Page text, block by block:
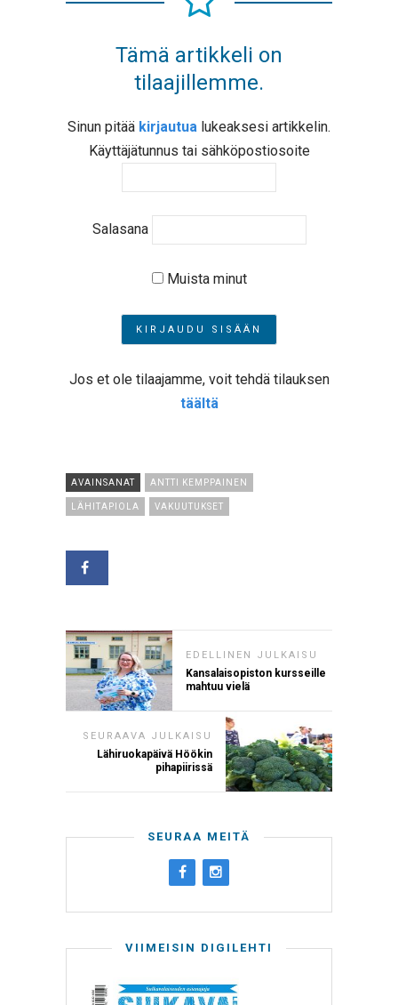
Tämä artikkeli on
tilaajillemme.
Sinun pitää kirjautua lukeaksesi artikkelin.
Käyttäjätunnus tai sähköpostiosoite
Salasana
Muista minut
Jos et ole tilaajamme, voit tehdä tilauksen
täältä
AVAINSANAT ANTTI KEMPPAINEN
LÄHITAPIOLA VAKUUTUKSET
EDELLINEN JULKAISU
Kansalaisopiston kursseille
mahtuu vielä
SEURAAVA JULKAISU
Lähiruokapäivä Höökin
pihapiirissä
SEURAA MEITÄ
VIIMEISIN DIGILEHTI